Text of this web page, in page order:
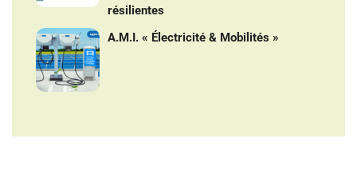
résilientes
A.M.I. « Électricité & Mobilités »